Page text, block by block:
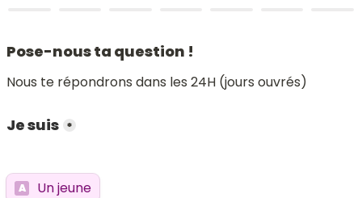
Pose-nous ta question !
Nous te répondrons dans les 24H (jours ouvrés)
Je suis *
A Un jeune